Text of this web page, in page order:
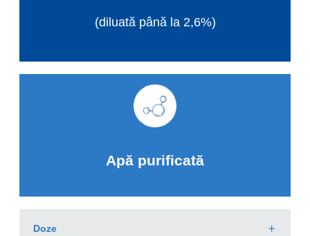
(diluată până la 2,6%)
Apă purificată
Doze